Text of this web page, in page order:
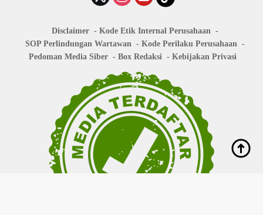
Disclaimer
Kode Etik Internal Perusahaan
SOP Perlindungan Wartawan
Kode Perilaku Perusahaan
Pedoman Media Siber
Box Redaksi Kebijakan Privasi